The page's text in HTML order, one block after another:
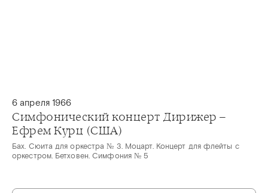
6 апреля 1966
Симфонический концерт Дирижер –
Ефрем Курц (США)
Бах. Сюита для оркестра № 3. Моцарт. Концерт для флейты с
оркестром. Бетховен. Симфония № 5